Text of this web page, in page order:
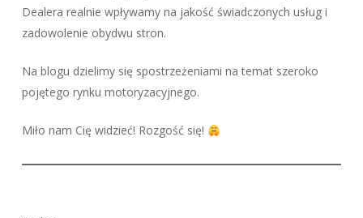
Dealera realnie wpływamy na jakość świadczonych usług i
zadowolenie obydwu stron.
Na blogu dzielimy się spostrzeżeniami na temat szeroko
pojętego rynku motoryzacyjnego.
Miło nam Cię widzieć! Rozgość się!